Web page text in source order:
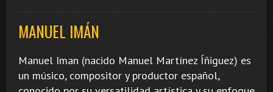
MANUEL IMÁN
Manuel Iman (nacido Manuel Martínez Íñiguez) es
un músico, compositor y productor español,